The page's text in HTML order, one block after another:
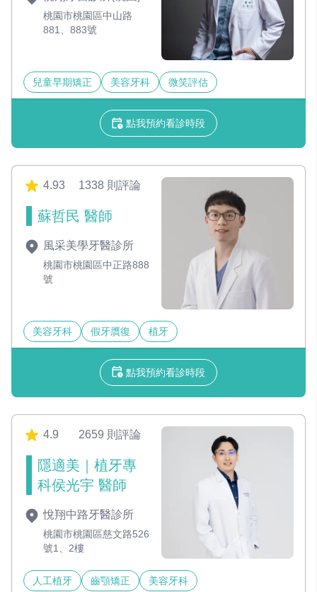
桃園市桃園區中山路
881、883號
兒童早期矯正 美容牙科 微笑評估
點我預約看診時段
4.93 1338 則評論
蘇哲民 醫師
風采美學牙醫診所
桃園市桃園區中正路888
號
美容牙科 假牙贋復 植牙
點我預約看診時段
4.9 2659 則評論
隱適美｜植牙專
科侯光宇 醫師
悅翔中路牙醫診所
桃園市桃園區慈文路526
號1、2樓
人工植牙 齒顎矯正 美容牙科